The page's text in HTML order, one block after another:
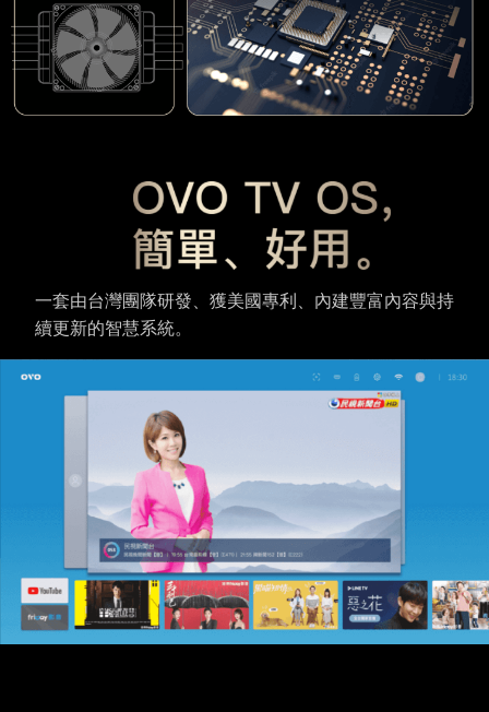
一套由台灣團隊研發、獲美國專利、內建豐富內容與持
續更新的智慧系統。